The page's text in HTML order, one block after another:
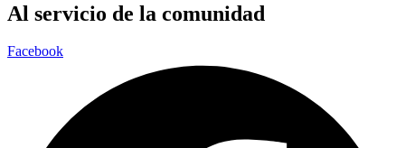
Al servicio de la comunidad
Facebook